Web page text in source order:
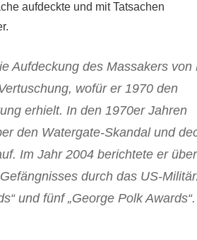
aufdeckte und mit Tatsachen
Aufdeckung des Massakers von
wofür er 1970 den
erhielt. In den 1970er Jahren
den Watergate-Skandal und
Im Jahr 2004 berichtete er
durch das US-
und fünf „George Polk Awards“.